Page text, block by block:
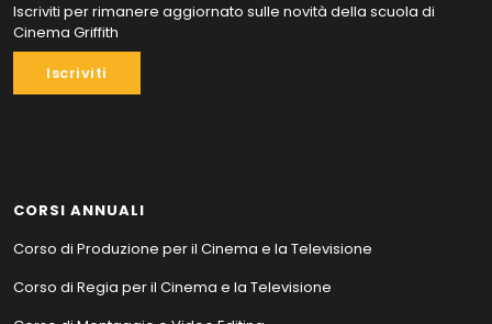
Iscriviti per rimanere aggiornato sulle novità della scuola di
Cinema Griffith
Iscriviti
CORSI ANNUALI
Corso di Produzione per il Cinema e la Televisione
Corso di Regia per il Cinema e la Televisione